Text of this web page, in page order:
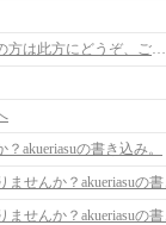
■初心者質問板設置■初心者の方は此方にどうぞ、ご案内とサイト更新。
akueriasuの書き込み。